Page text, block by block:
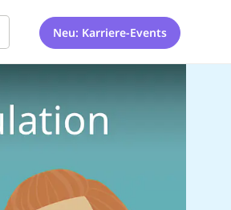
Neu: Karriere-Events